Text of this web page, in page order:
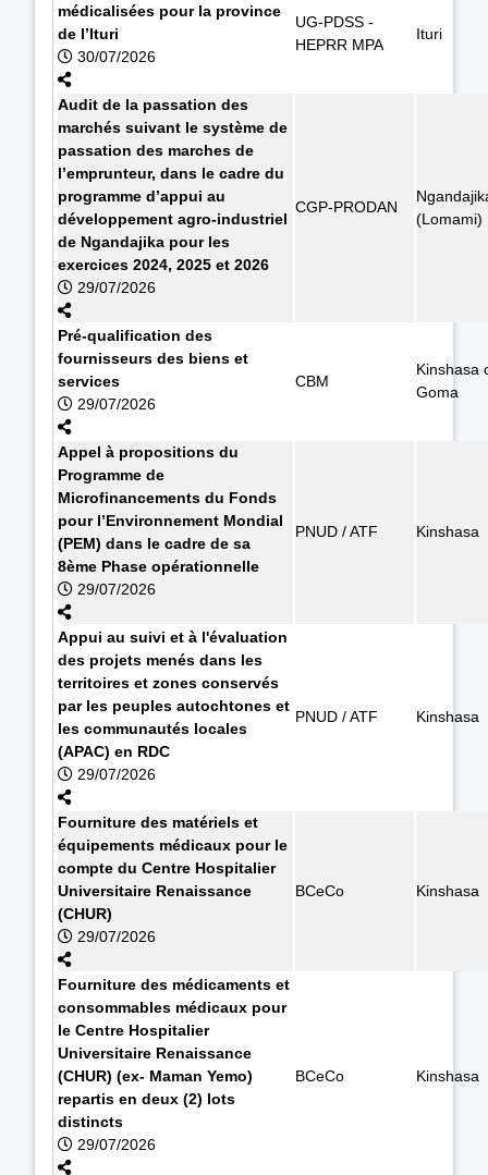
médicalisées pour la province
de l’Ituri
30/07/2026
UG-PDSS -
HEPRR MPA
Ituri
Audit de la passation des
marchés suivant le système de
passation des marches de
l’emprunteur, dans le cadre du
programme d’appui au
développement agro-industriel
de Ngandajika pour les
exercices 2024, 2025 et 2026
29/07/2026
CGP-PRODAN
(Lomami)
Pré-qualification des
fournisseurs des biens et
services
29/07/2026
CBM
Kinshasa
Goma
Appel à propositions du
Programme de
Microfinancements du Fonds
pour l’Environnement Mondial
(PEM) dans le cadre de sa
8ème Phase opérationnelle
29/07/2026
PNUD / ATF Kinshasa
Appui au suivi et à l'évaluation
des projets menés dans les
territoires et zones conservés
par les peuples autochtones et
les communautés locales
(APAC) en RDC
29/07/2026
PNUD / ATF Kinshasa
Fourniture des matériels et
équipements médicaux pour le
compte du Centre Hospitalier
Universitaire Renaissance
(CHUR)
29/07/2026
BCeCo Kinshasa
Fourniture des médicaments et
consommables médicaux pour
le Centre Hospitalier
Universitaire Renaissance
(CHUR) (ex- Maman Yemo)
repartis en deux (2) lots
distincts
29/07/2026
BCeCo Kinshasa